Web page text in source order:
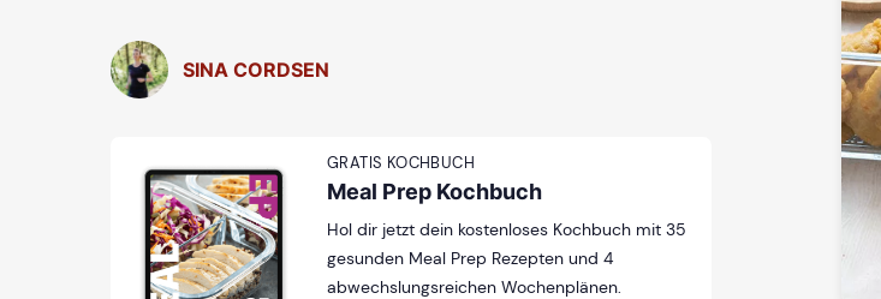
SINA CORDSEN
GRATIS KOCHBUCH
Meal Prep Kochbuch
Hol dir jetzt dein kostenloses Kochbuch mit 35
gesunden Meal Prep Rezepten und 4
abwechslungsreichen Wochenplänen.